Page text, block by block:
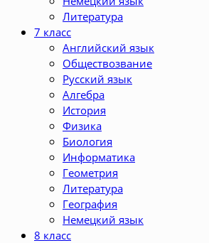
Литература
7 класс
Английский язык
Обществозвание
Русский язык
Алгебра
История
Физика
Биология
Информатика
Геометрия
Литература
География
Немецкий язык
8 класс